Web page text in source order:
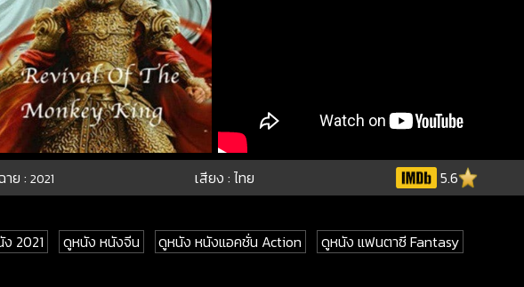
าย :2021 เสียง : ไทย 5.6
2021 ดูหนัง หนังจีน ดูหนัง หนังแอคชั่น Action ดูหนัง แฟนตาซี Fantasy